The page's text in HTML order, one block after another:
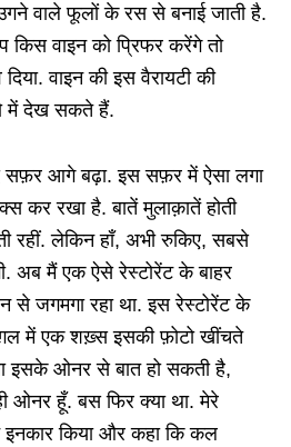
वाले फूलों के रस से बनाई जाती है.
वाइन को प्रिफर करेंगे तो
वाइन की इस वैरायटी की
में देख सकते हैं.
सफ़र आगे बढ़ा. इस सफ़र में ऐसा लगा
कर रखा है. बातें मुलाक़ातें होती
रहीं. लेकिन हाँ, अभी रुकिए, सबसे
अब मैं एक ऐसे रेस्टोरेंट के बाहर
से जगमगा रहा था. इस रेस्टोरेंट के
में एक शख़्स इसकी फ़ोटो खींचते
इसके ओनर से बात हो सकती है,
ओनर हूँ. बस फिर क्या था. मेरे
इनकार किया और कहा कि कल